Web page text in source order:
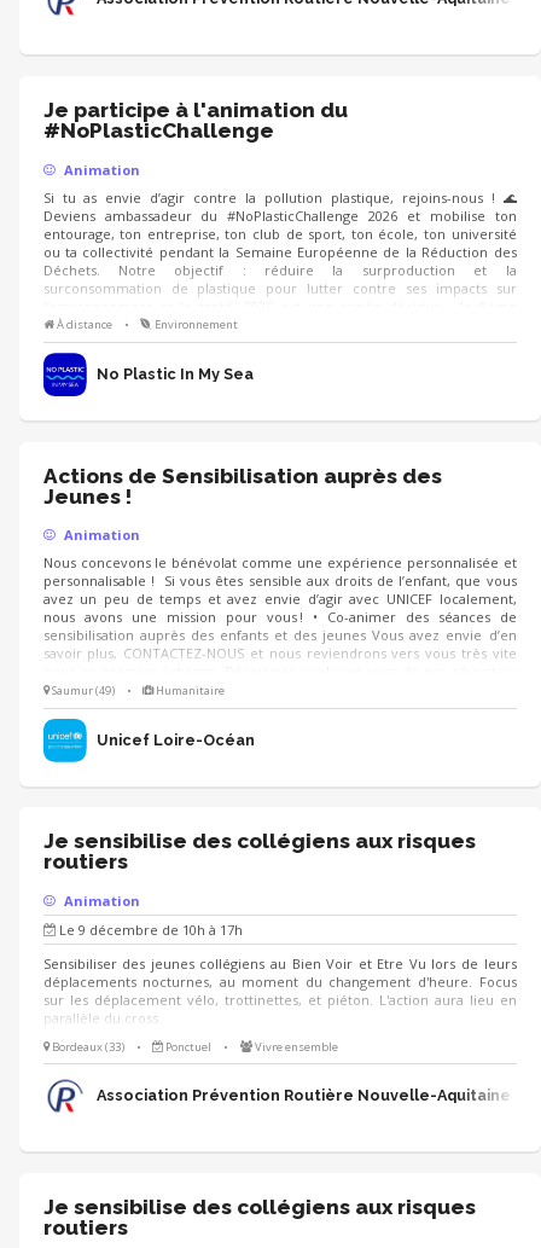
Je participe à l'animation du
#NoPlasticChallenge
Animation
Si tu as envie d’agir contre la pollution plastique, rejoins-nous ! 🌊
Deviens ambassadeur du #NoPlasticChallenge 2026 et mobilise ton
entourage, ton entreprise, ton club de sport, ton école, ton université
ou ta collectivité pendant la Semaine Européenne de la Réduction des
Déchets. Notre objectif : réduire la surproduction et la
surconsommation de plastique pour lutter contre ses impacts sur
édition du challenge mobilisera plus de 75 000 personnes, avec une
campagne axée sur la santé, de nouveaux outils et de nombreux
événements de sensibilisation.
À distance • Environnement
No Plastic In My Sea
Actions de Sensibilisation auprès des
Jeunes !
Animation
Nous concevons le bénévolat comme une expérience personnalisée et
personnalisable ! Si vous êtes sensible aux droits de l’enfant, que vous
avez un peu de temps et avez envie d’agir avec UNICEF localement,
nous avons une mission pour vous ! • Co-animer des séances de
sensibilisation auprès des enfants et des jeunes Vous avez envie d’en
savoir plus, CONTACTEZ-NOUS et nous reviendrons vers vous très vite
Le Prix littérature jeunesse UNICEF, l'anniversaire de la CIDE le 20
novembre, la consultation nationale..
Saumur (49) • Humanitaire
Unicef Loire-Océan
Je sensibilise des collégiens aux risques
routiers
Animation
Le 9 décembre de 10h à 17h
Sensibiliser des jeunes collégiens au Bien Voir et Etre Vu lors de leurs
déplacements nocturnes, au moment du changement d'heure. Focus
sur les déplacement vélo, trottinettes, et piéton. L'action aura lieu en
parallèle du cross.
Bordeaux (33) • Ponctuel • Vivre ensemble
Association Prévention Routière Nouvelle-Aquitaine
Je sensibilise des collégiens aux risques
routiers